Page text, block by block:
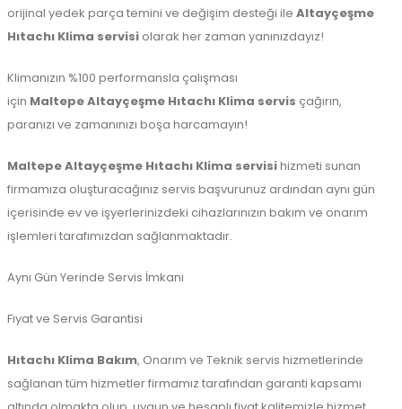
orijinal yedek parça temini ve değişim desteği ile Altayçeşme
Hıtachı Klima servisi olarak her zaman yanınızdayız!
Klimanızın %100 performansla çalışması
için MaltepeAltayçeşme Hıtachı Klima servis çağırın,
paranızı ve zamanınızı boşa harcamayın!
MaltepeAltayçeşme Hıtachı Klima servisihizmeti sunan
firmamıza oluşturacağınız servis başvurunuz ardından aynı gün
içerisinde ev ve işyerlerinizdeki cihazlarınızın bakım ve onarım
işlemleri tarafımızdan sağlanmaktadır.
Aynı Gün Yerinde Servis İmkanı
Fiyat ve Servis Garantisi
Hıtachı Klima Bakım, Onarım ve Teknik servis hizmetlerinde
sağlanan tüm hizmetler firmamız tarafından garanti kapsamı